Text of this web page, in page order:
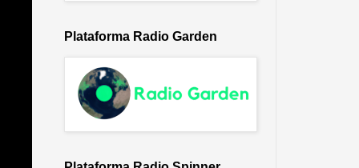
Plataforma Radio Garden